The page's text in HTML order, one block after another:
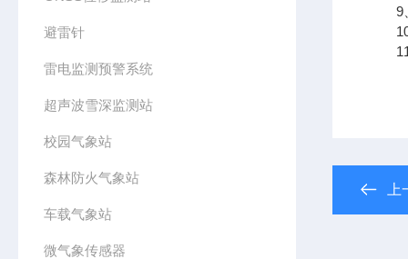
避雷针
雷电监测预警系统
超声波雪深监测站
校园气象站
森林防火气象站
车载气象站
微气象传感器
9、
10
11